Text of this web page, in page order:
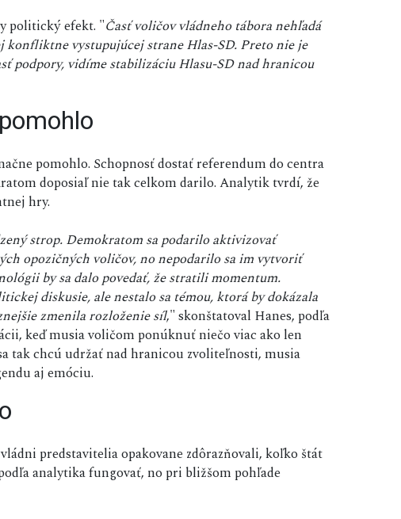
politický efekt. "Časť voličov vládneho tábora nehľadá
vystupujúcej strane Hlas-SD. Preto nie je
podpory, vidíme stabilizáciu Hlasu-SD nad hranicou
pomohlo. Schopnosť dostať referendum do centra
doposiaľ nie tak celkom darilo. Analytik tvrdí, že
hry.
strop. Demokratom sa podarilo aktivizovať
opozičných voličov, no nepodarilo sa im vytvoriť
by sa dalo povedať, že stratili momentum.
diskusie, ale nestalo sa témou, ktorá by dokázala
zmenila rozloženie síl," skonštatoval Hanes, podľa
keď musia voličom ponúknuť niečo viac ako len
tak chcú udržať nad hranicou zvoliteľnosti, musia
aj emóciu.
predstavitelia opakovane zdôrazňovali, koľko štát
analytika fungovať, no pri bližšom pohľade